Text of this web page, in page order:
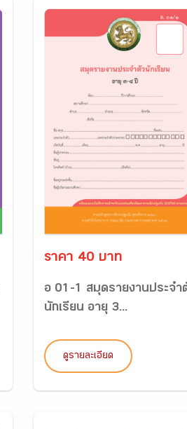
ราคา 40 บาท
อ 01-1 สมุดรายงานประจำ
นักเรียน อายุ 3...
ดูรายละเอียด